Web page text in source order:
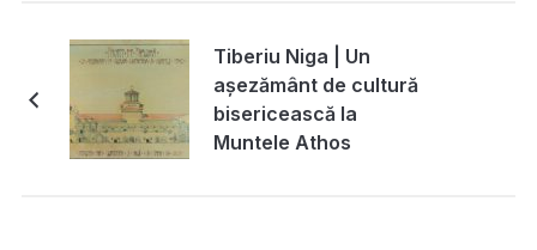
Tiberiu Niga | Un
aşezământ de cultură
bisericească la
Muntele Athos